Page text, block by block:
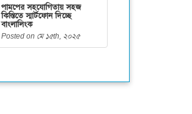
পামপের সহযোগিতায় সহজ
কিস্তিতে স্মার্টফোন দিচ্ছে
বাংলালিংক
Posted on মে ১৫th, ২০২৫